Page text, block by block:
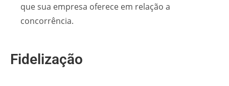
que sua empresa oferece em relação a
concorrência.
Fidelização